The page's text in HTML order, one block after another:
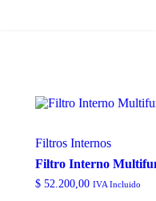
Filtros Internos
Filtro Interno
$ 52.200,00 IVA Incluido